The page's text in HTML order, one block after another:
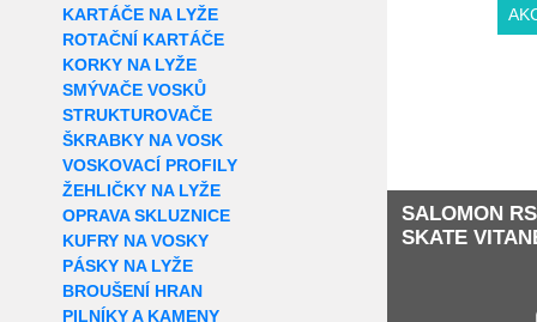
KARTÁČE NA LYŽE
ROTAČNÍ KARTÁČE
KORKY NA LYŽE
SMÝVAČE VOSKŮ
STRUKTUROVAČE
ŠKRABKY NA VOSK
VOSKOVACÍ PROFILY
ŽEHLIČKY NA LYŽE
OPRAVA SKLUZNICE
KUFRY NA VOSKY
PÁSKY NA LYŽE
BROUŠENÍ HRAN
PILNÍKY A KAMENY
SALOMON
SKATE